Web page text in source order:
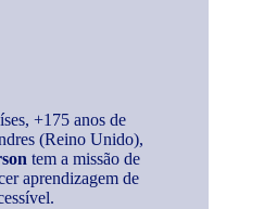
+175 anos de
(Reino Unido),
tem a missão de
aprendizagem de